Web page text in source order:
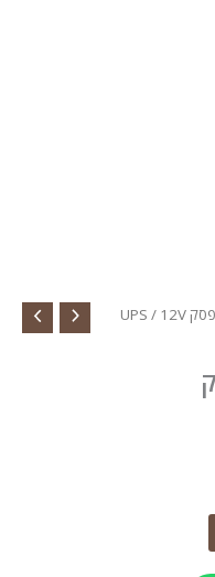
/ 12V